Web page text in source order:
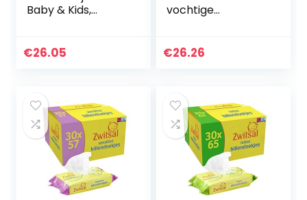
Baby & Kids,
lichaam en het
€26.05
vochtige
stuks)
€26.26